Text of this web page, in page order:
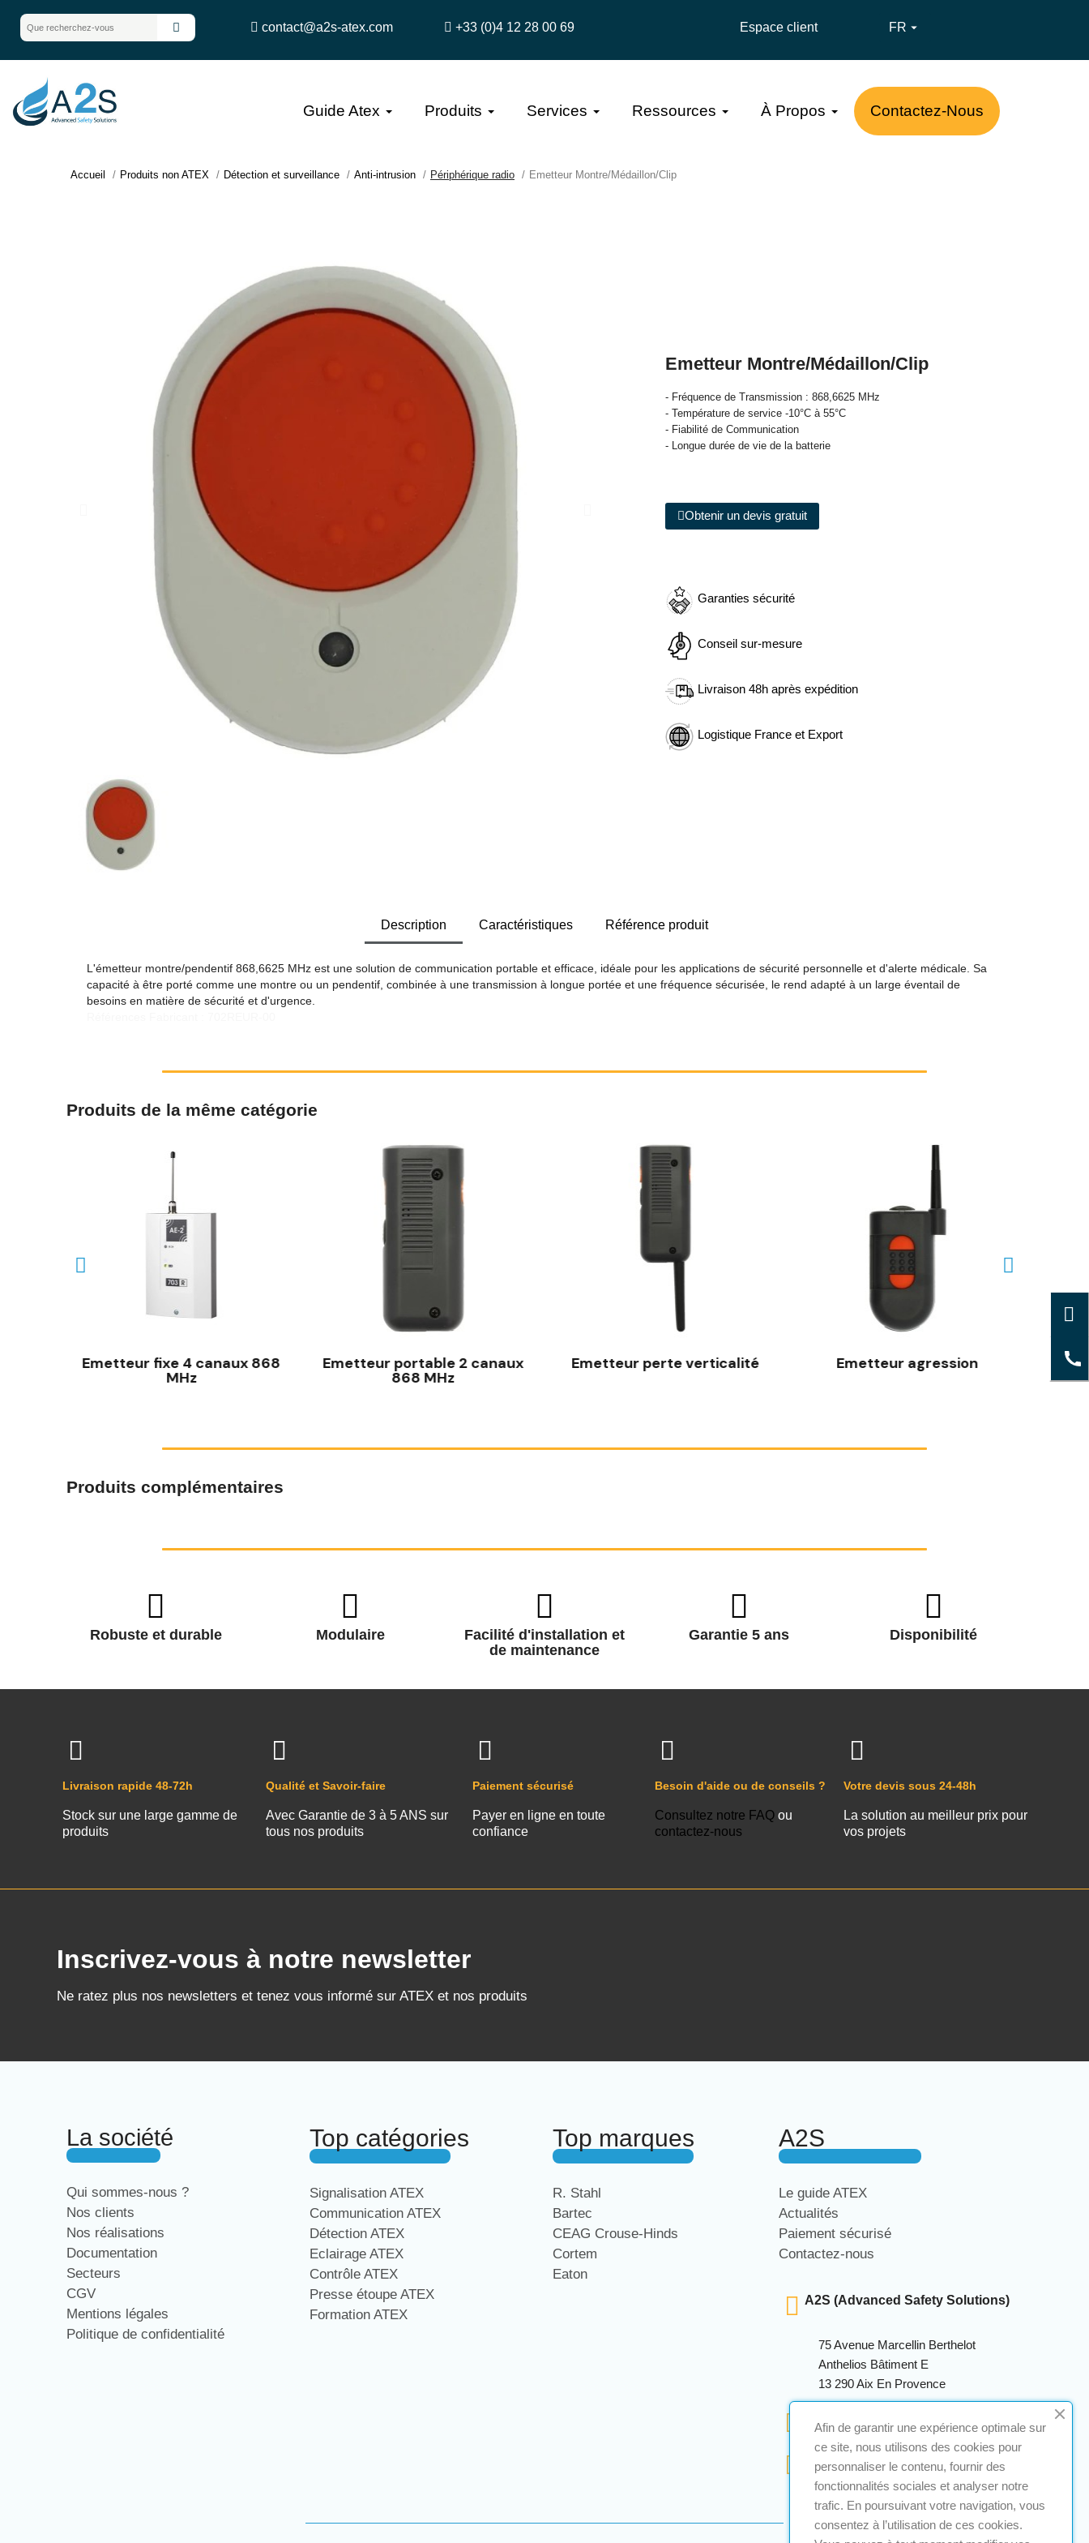
contact@a2s-atex.com +33 (0)4 12 28 00 69 Espace client FR 
Guide Atex Produits Services Ressources À Propos Contactez-Nous
Accueil Produits non ATEX Détection et surveillance Anti-intrusion Périphérique radio Emetteur Montre/Médaillon/Clip
Emetteur Montre/Médaillon/Clip
- Fréquence de Transmission : 868,6625 MHz
- Température de service -10°C à 55°C
- Fiabilité de Communication
- Longue durée de vie de la batterie
Obtenir un devis gratuit
Garanties sécurité
Conseil sur-mesure
Livraison 48h après expédition
Logistique France et Export
Description Caractéristiques Référence produit
L'émetteur montre/pendentif 868,6625 MHz est une solution de communication portable et efficace, idéale pour les applications de sécurité personnelle et d'alerte médicale. Sa
capacité à être porté comme une montre ou un pendentif, combinée à une transmission à longue portée et une fréquence sécurisée, le rend adapté à un large éventail de
besoins en matière de sécurité et d'urgence.
Produits de la même catégorie
Emetteur fixe 4 canaux 868
MHz
Emetteur portable 2 canaux
868 MHz
Emetteur perte verticalité Emetteur agression
Produits complémentaires
Robuste et durable Modulaire
Facilité d'installation et
de maintenance
Garantie 5 ans Disponibilité
Livraison rapide 48-72h
Stock sur une large gamme de
produits
Qualité et Savoir-faire
Avec Garantie de 3 à 5 ANS sur
tous nos produits
Paiement sécurisé
Payer en ligne en toute
confiance
Besoin d'aide ou de conseils ?
Consultez notre FAQou
contactez-nous
Votre devis sous 24-48h
La solution au meilleur prix pour
vos projets
Inscrivez-vous à notre newsletter
Ne ratez plus nos newsletters et tenez vous informé sur ATEX et nos produits
La société
Qui sommes-nous ?
Nos clients
Nos réalisations
Documentation
Secteurs
CGV
Mentions légales
Politique de confidentialité
Top catégories
Signalisation ATEX
Communication ATEX
Détection ATEX
Eclairage ATEX
Contrôle ATEX
Presse étoupe ATEX
Formation ATEX
Top marques
R. Stahl
Bartec
CEAG Crouse-Hinds
Cortem
Eaton
A2S
Le guide ATEX
Actualités
Paiement sécurisé
Contactez-nous
A2S (Advanced Safety Solutions)
75 Avenue Marcellin Berthelot
Anthelios Bâtiment E
13 290 Aix En Provence
Afin de garantir une expérience optimale sur
ce site, nous utilisons des cookies pour
personnaliser le contenu, fournir des
fonctionnalités sociales et analyser notre
trafic. En poursuivant votre navigation, vous
consentez à l’utilisation de ces cookies.